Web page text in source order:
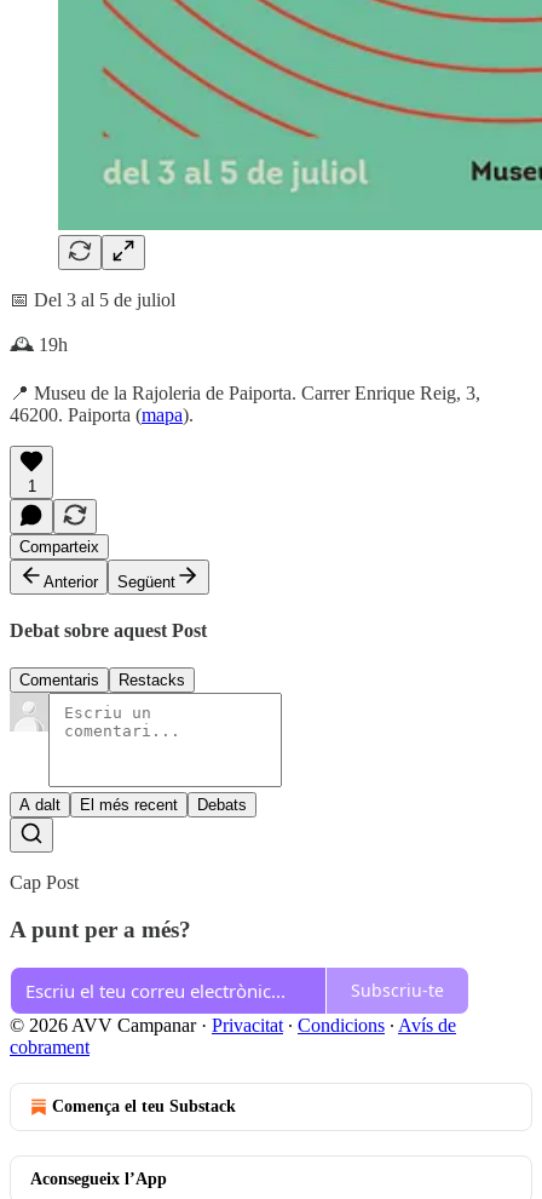
📅 Del 3 al 5 de juliol
🕰️ 19h
📍 Museu de la Rajoleria de Paiporta. Carrer Enrique Reig, 3,
46200. Paiporta (mapa).
1
Comparteix
Anterior
Següent
Debat sobre aquest Post
Comentaris Restacks
A dalt El més recent Debats
Cap Post
A punt per a més?
Subscriu-te
© 2026 AVV Campanar· Privacitat ∙ Condicions ∙ Avís de
cobrament
Comença el teu Substack
Aconsegueix l’App